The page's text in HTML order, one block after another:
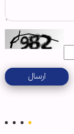
ارسال